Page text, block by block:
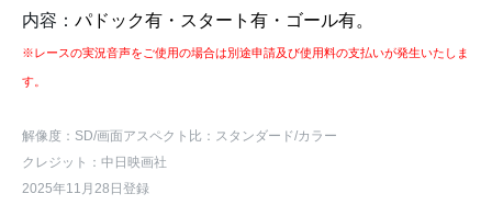
内容： パドック有・スタート有・ゴール有。
※レースの実況音声をご使用の場合は別途申請及び使用料の支払いが発生いたしま
す。
解像度：SD/画面アスペクト比：スタンダード/カラー
クレジット：中日映画社
2025年11月28日登録